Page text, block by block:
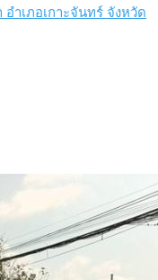
ำเภอเกาะจันทร์ จังหวัด